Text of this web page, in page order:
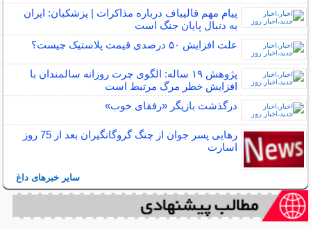
پیام مهم قالیباف درباره مذاکرات | پزشکیان: ایران
به دنبال پایان جنگ است
علت افزایش ۵۰ درصدی قیمت پلاستیک چیست؟
پژوهش ۱۹ ساله: الگوی چرت روزانه سالمندان با
افزایش خطر مرگ مرتبط است
درگذشت بازیگر «رفقای خوب»
رهایی پسر جوان از چنگ گروگانگیران بعد از 75 روز
اسارت
سایر خبرهای داغ